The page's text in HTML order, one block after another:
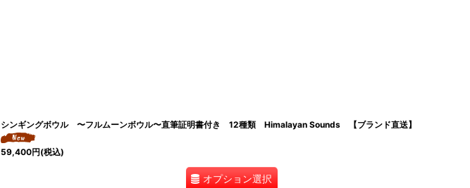
シンギングボウル 〜フルムーンボウル〜直筆証明書付き 12種類 Himalayan Sounds 【ブランド直送】
59,400円(税込)
オプション選択